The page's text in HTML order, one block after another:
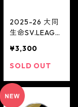
2025-26 大同
生命SV.LEAGU
HIP Finals フェ
イスタオル(大
¥3,300
SOLD OUT